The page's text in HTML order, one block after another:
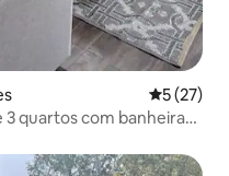
5 de uma
5 (27)
3 quartos com banheira